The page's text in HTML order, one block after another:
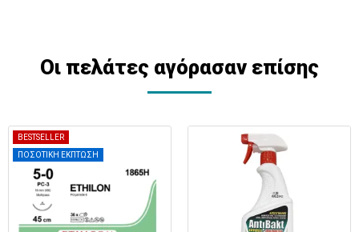
Οι πελάτες αγόρασαν επίσης
BESTSELLER
ΠΟΣΟΤΙΚΗ ΕΚΠΤΩΣΗ